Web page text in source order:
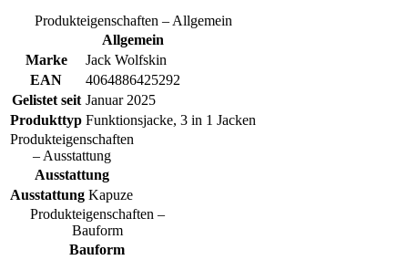
Produkteigenschaften – Allgemein
Allgemein
Marke
Jack Wolfskin
EAN
4064886425292
Gelistet seit Januar 2025
Produkttyp Funktionsjacke, 3 in 1 Jacken
Produkteigenschaften
– Ausstattung
Ausstattung
Ausstattung Kapuze
Produkteigenschaften –
Bauform
Bauform